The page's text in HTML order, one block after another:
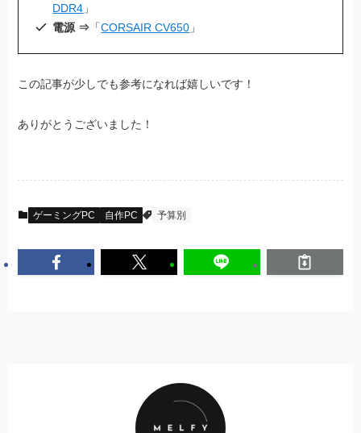
DDR4 」
電源 ⇒ 「CORSAIR CV650 」
この記事が少しでも参考になれば嬉しいです！
ありがとうございました！
ゲーミングPC 自作PC 予算別